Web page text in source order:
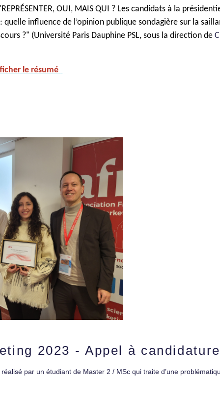
OUI, MAIS QUI ? Les candidats à la
quelle influence de l’opinion publique sondagière sur la
?" (Université Paris Dauphine PSL, sous la direction de
le résumé
2023 - Appel à candidature
par un étudiant de Master 2 / MSc qui traite d’une